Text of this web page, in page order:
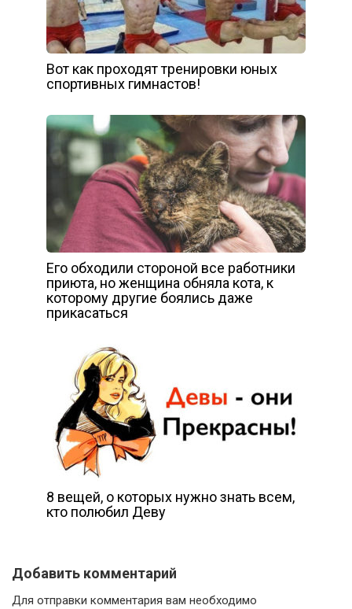
Вот как проходят тренировки юных
спортивных гимнастов!
Его обходили стороной все работники
приюта, но женщина обняла кота, к
которому другие боялись даже
прикасаться
8 вещей, о которых нужно знать всем,
кто полюбил Деву
Добавить комментарий
Для отправки комментария вам необходимо